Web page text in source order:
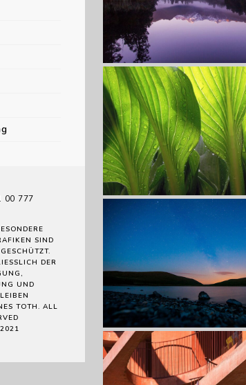
00 777
SIND
DER V
V
UND B
V
TOTH. ALL R
Lorem ipsum dolor sit amet,
consectetur adipiscing elit.
Suspendisse egestas accumsan
Lorem ipsum dolor sit amet,
consectetur adipiscing elit.
Suspendisse egestas accumsan
Lorem ipsum dolor sit amet,
consectetur adipiscing elit.
Suspendisse egestas accumsan